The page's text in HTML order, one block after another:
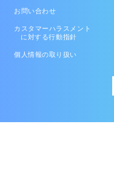
お問い合わせ
カスタマーハラスメント
に対する行動指針
個人情報の取り扱い